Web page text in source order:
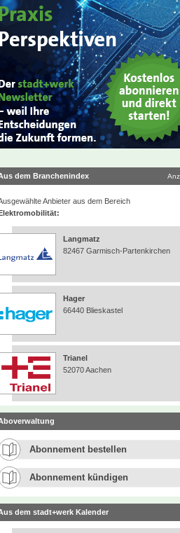
dem Branchenindex
Anbieter aus dem Bereich
Langmatz
82467 Garmisch-Partenkirchen
Hager
66440 Blieskastel
Trianel
52070 Aachen
Abonnement bestellen
Abonnement kündigen
dem stadt+werk Kalender